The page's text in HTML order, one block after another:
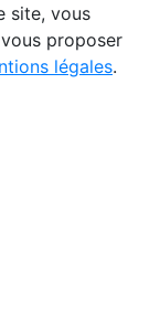
site, vous
proposer
légales.